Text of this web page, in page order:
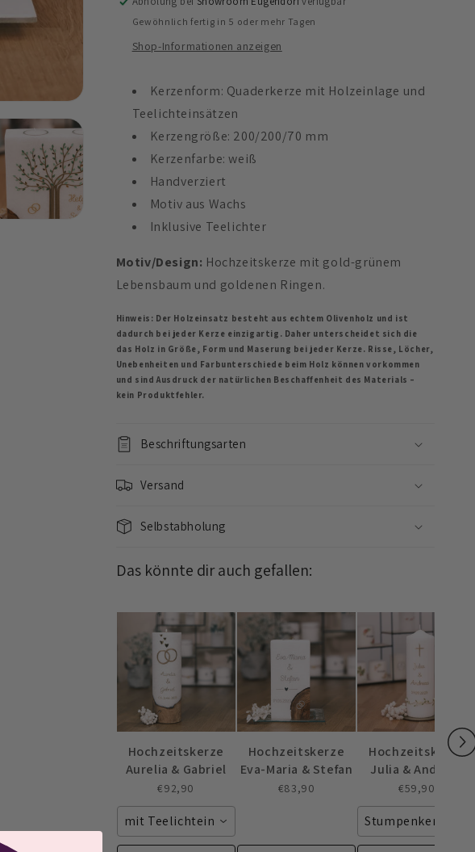
Gewöhnlich fertig in 5 oder mehr Tagen
Shop-Informationen anzeigen
Kerzenform: Quaderkerze mit Holzeinlage und
Teelichteinsätzen
Kerzengröße: 200/200/70 mm
Kerzenfarbe: weiß
Handverziert
Motiv aus Wachs
Inklusive Teelichter
Motiv/Design: Hochzeitskerze mit gold-grünem
Lebensbaum und goldenen Ringen.
Hinweis: Der Holzeinsatz besteht aus echtem Olivenholz und ist
dadurch bei jeder Kerze einzigartig. Daher unterscheidet sich die
das Holz in Größe, Form und Maserung bei jeder Kerze. Risse, Löcher,
Unebenheiten und Farbunterschiede beim Holz können vorkommen
und sind Ausdruck der natürlichen Beschaffenheit des Materials –
kein Produktfehler.
Beschriftungsarten
Versand
Selbstabholung
Das könnte dir auch gefallen:
Hochzeitskerze
Aurelia & Gabriel
€92,90
mit Teelichteinsatz
Hochzeitskerze
Eva-Maria & Stefan
€83,90
Hochzeitskerze
Julia & Andreas
€59,90
Stumpenkerze